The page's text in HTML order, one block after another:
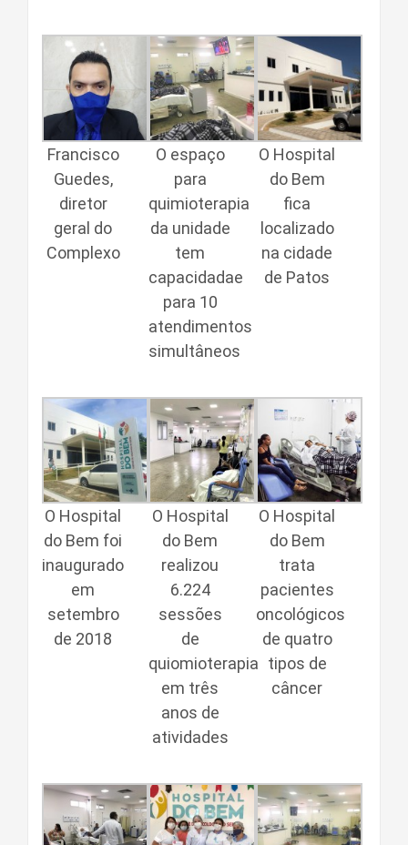
Francisco
Guedes,
diretor
geral do
Complexo
O espaço
para
quimioterapia
da unidade
tem
capacidadae
para 10
atendimentos
simultâneos
O Hospital
do Bem
fica
localizado
na cidade
de Patos
O Hospital
do Bem foi
inaugurado
em
setembro
de 2018
O Hospital
do Bem
realizou
6.224
sessões
de
quiomioterapia
em três
anos de
atividades
O Hospital
do Bem
trata
pacientes
oncológicos
de quatro
tipos de
câncer